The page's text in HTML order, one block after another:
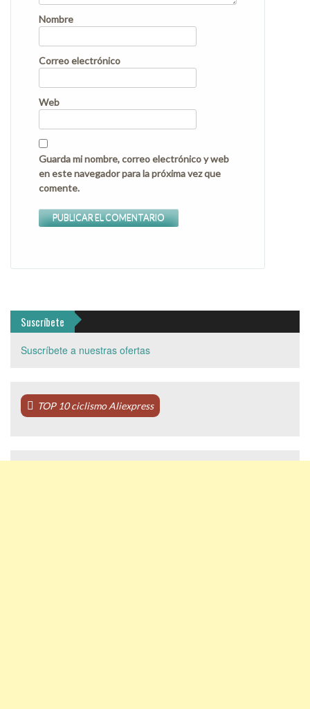
Nombre
Correo electrónico
Web
Guarda mi nombre, correo electrónico y web
en este navegador para la próxima vez que
comente.
Suscríbete
Suscríbete a nuestras ofertas
TOP 10 ciclismo Aliexpress